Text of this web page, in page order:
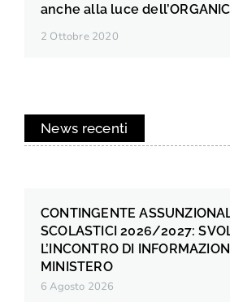
anche alla luce
2 Ottobre 2020
News recenti
CONTINGENTE
SCOLASTICI 2026/2027:
L’INCONTRO DI
MINISTERO
6 Agosto 2026